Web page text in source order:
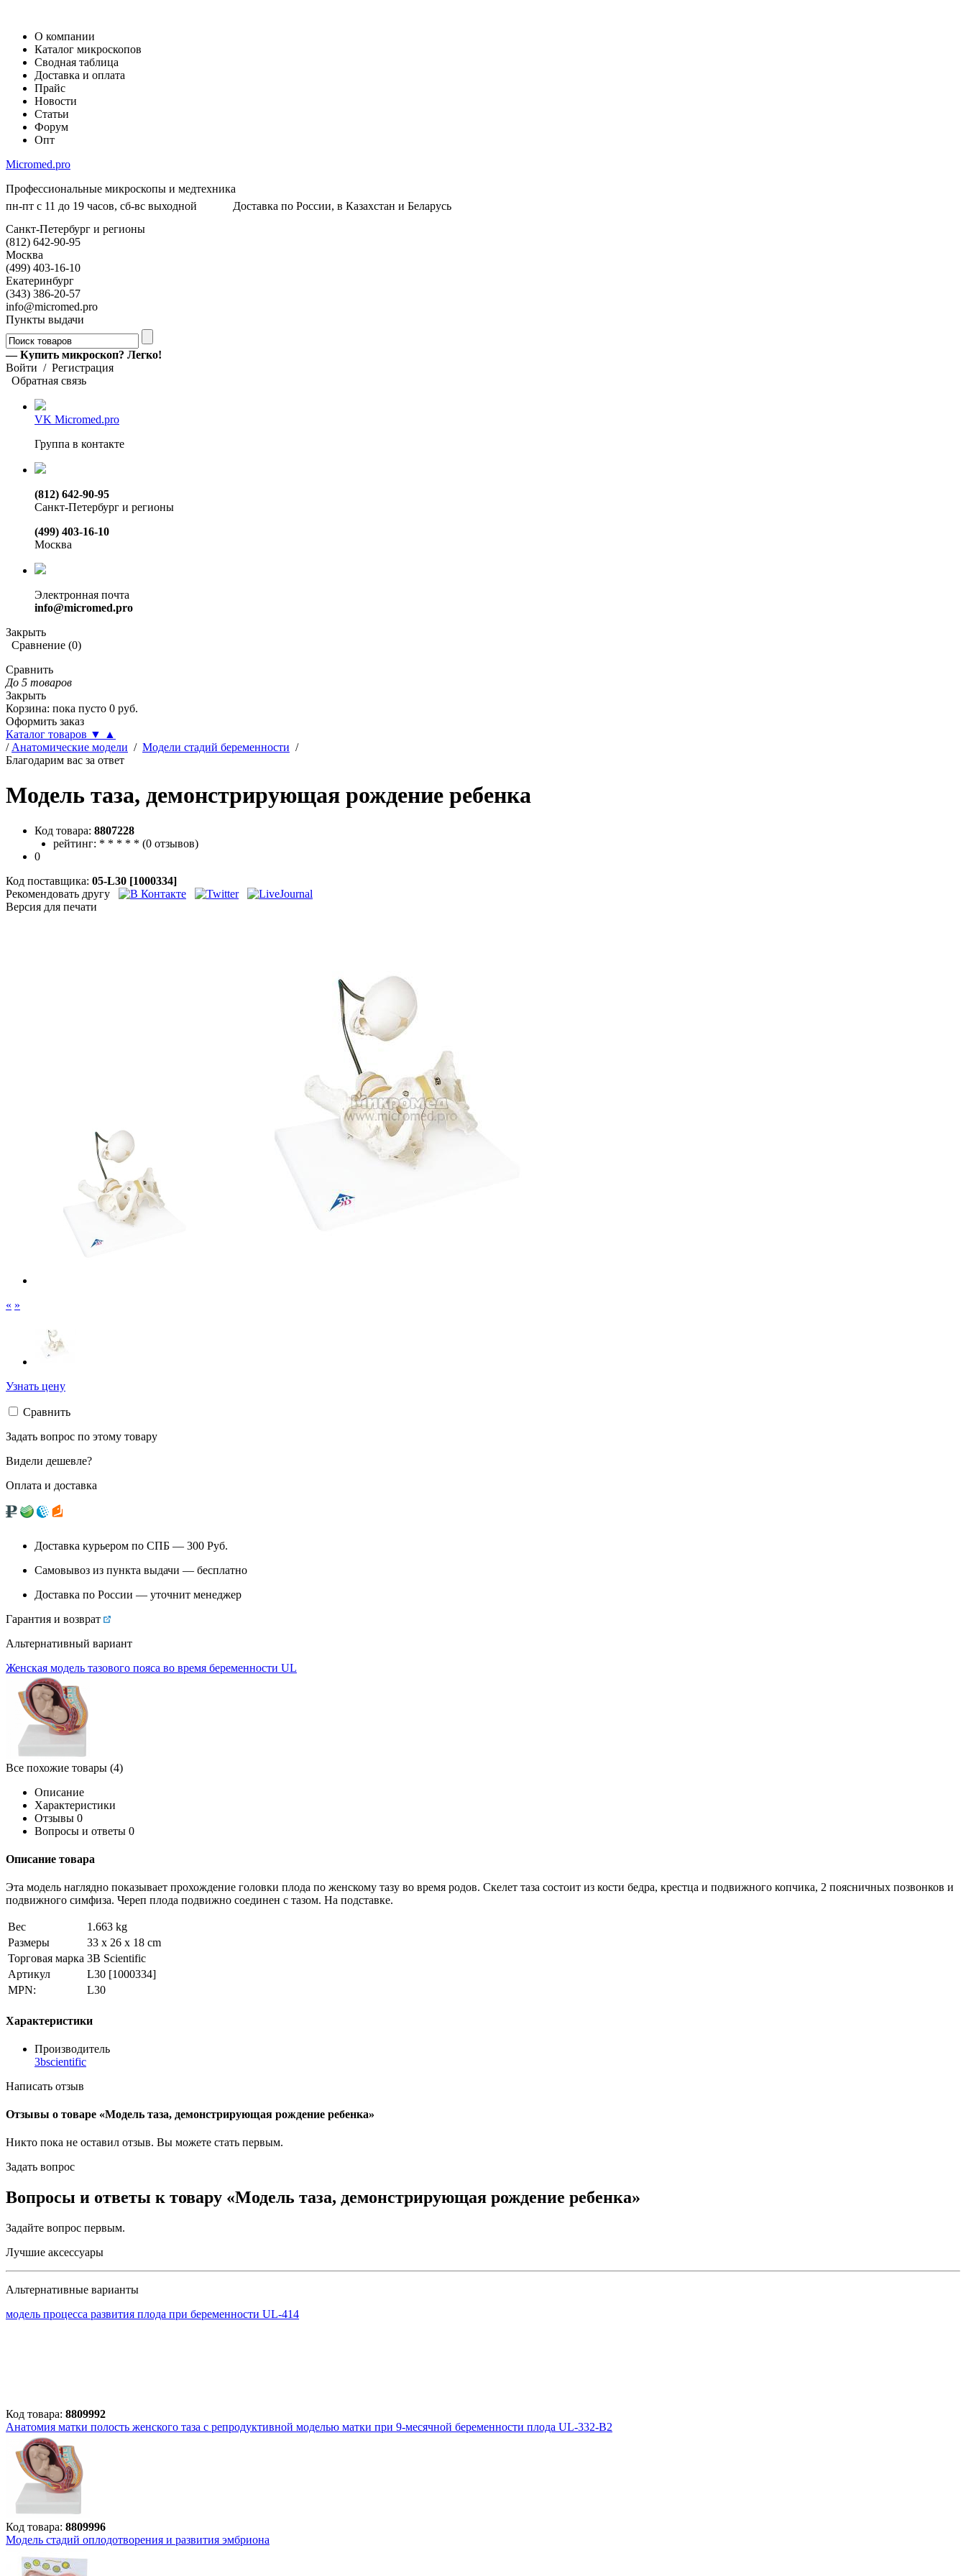
О компании
Каталог микроскопов
Сводная таблица
Доставка и оплата
Прайс
Новости
Статьи
Форум
Опт
Micromed.pro
Профессиональные микроскопы и медтехника
пн-пт с 11 до 19 часов, сб-вс выходной
Доставка по России, в Казахстан и Беларусь
Санкт-Петербург и регионы
(812) 642-90-95
Москва
(499) 403-16-10
Екатеринбург
(343) 386-20-57
info@micromed.pro
Пункты выдачи
— Купить микроскоп? Легко!
Войти / Регистрация
Обратная связь
VK Micromed.pro
Группа в контакте
(812) 642-90-95
Санкт-Петербург и регионы
(499) 403-16-10
Москва
Электронная почта
info@micromed.pro
Закрыть
Сравнение (0)
Сравнить
До 5 товаров
Закрыть
Корзина: пока пусто 0 руб.
Оформить заказ
Каталог товаров ▼
▲
/ Анатомические модели / Модели стадий беременности /
Благодарим вас за ответ
Модель таза, демонстрирующая рождение ребенка
Код товара: 8807228
рейтинг: * * * * * (0 отзывов)
0
Код поставщика: 05-L30 [1000334]
Рекомендовать другу
Версия для печати
« »
Узнать цену
Сравнить
Задать вопрос по этому товару
Видели дешевле?
Оплата и доставка
Доставка курьером по СПБ — 300 Руб.
Самовывоз из пункта выдачи — бесплатно
Доставка по России — уточнит менеджер
Гарантия и возврат
Альтернативный вариант
Женская модель тазового пояса во время беременности UL
Все похожие товары (4)
Описание
Характеристики
Отзывы 0
Вопросы и ответы 0
Описание товара
Эта модель наглядно показывает прохождение головки плода по женскому тазу во время родов. Скелет таза состоит из кости бедра, крестца и подвижного копчика, 2 поясничных позвонков и
подвижного симфиза. Череп плода подвижно соединен с тазом. На подставке.
Вес
1.663 kg
Размеры
33 x 26 x 18 cm
Торговая марка 3B Scientific
Артикул
L30 [1000334]
MPN:
L30
Характеристики
Производитель
3bscientific
Написать отзыв
Отзывы о товаре «Модель таза, демонстрирующая рождение ребенка»
Никто пока не оставил отзыв. Вы можете стать первым.
Задать вопрос
Вопросы и ответы к товару «Модель таза, демонстрирующая рождение ребенка»
Задайте вопрос первым.
Лучшие аксессуары
Альтернативные варианты
модель процесса развития плода при беременности UL-414
Код товара: 8809992
Анатомия матки полость женского таза с репродуктивной моделью матки при 9-месячной беременности плода UL-332-B2
Код товара: 8809996
Модель стадий оплодотворения и развития эмбриона